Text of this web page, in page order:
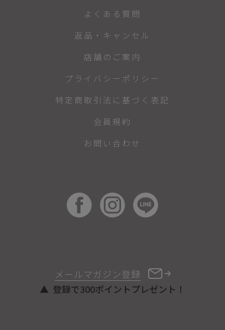
メールマガジン登録
登録で300ポイントプレゼント！
よくある質問
返品・キャンセル
店舗のご案内
プライバシーポリシー
特定商取引法に基づく表記
会員規約
お問い合わせ